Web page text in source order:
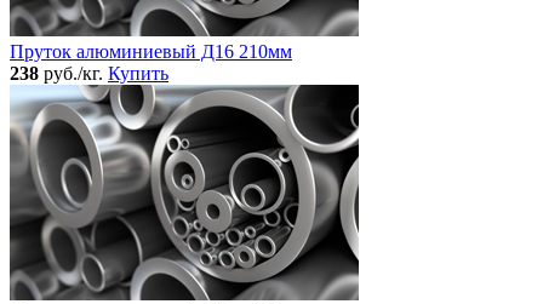
Пруток алюминиевый Д16 210мм
238 руб./кг. Купить